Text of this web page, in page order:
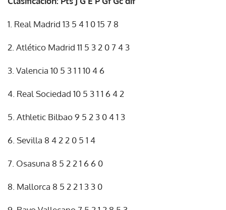
1. Real Madrid 13 5 4 1 0 15 7 8
2. Atlético Madrid 11 5 3 2 0 7 4 3
3. Valencia 10 5 3 1 1 10 4 6
4. Real Sociedad 10 5 3 1 1 6 4 2
5. Athletic Bilbao 9 5 2 3 0 4 1 3
6. Sevilla 8 4 2 2 0 5 1 4
7. Osasuna 8 5 2 2 1 6 6 0
8. Mallorca 8 5 2 2 1 3 3 0